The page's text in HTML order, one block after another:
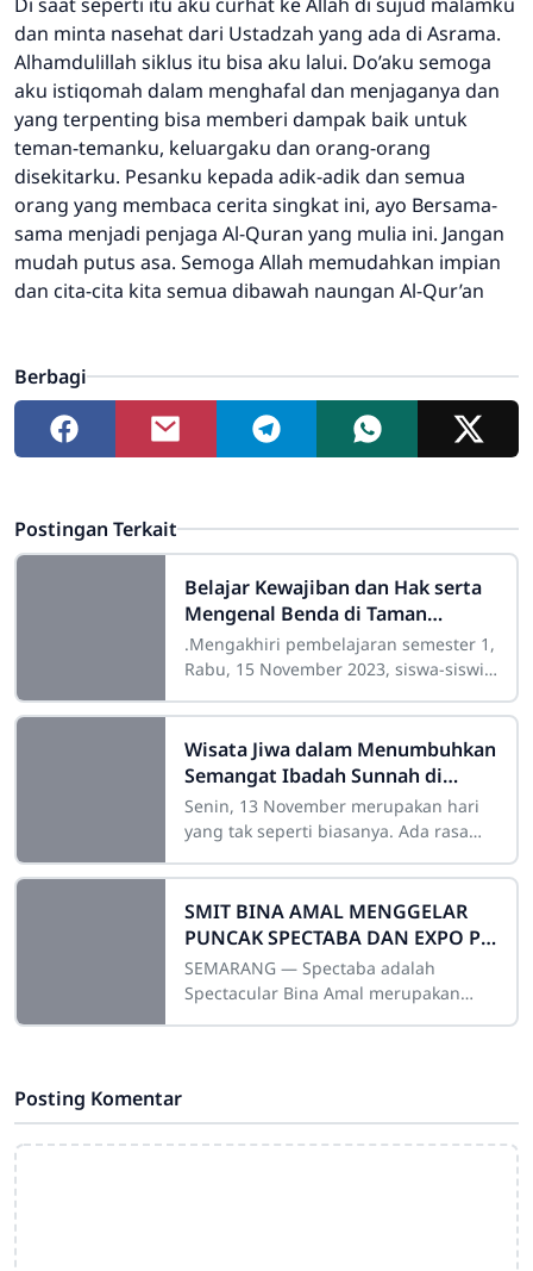
dan minta nasehat dari Ustadzah yang ada di Asrama.
Alhamdulillah siklus itu bisa aku lalui. Do’aku semoga
aku istiqomah dalam menghafal dan menjaganya dan
yang terpenting bisa memberi dampak baik untuk
teman-temanku, keluargaku dan orang-orang
disekitarku. Pesanku kepada adik-adik dan semua
orang yang membaca cerita singkat ini, ayo Bersama-
sama menjadi penjaga Al-Quran yang mulia ini. Jangan
mudah putus asa. Semoga Allah memudahkan impian
dan cita-cita kita semua dibawah naungan Al-Qur’an
Berbagi
Postingan Terkait
Belajar Kewajiban dan Hak serta
Mengenal Benda di Taman
Indonesia Kaya
.Mengakhiri pembelajaran semester 1,
Rabu, 15 November 2023, siswa-siswi
Muslim SDIT Bina Amal 02
melaksanakan Puncak
Wisata Jiwa dalam Menumbuhkan
Semangat Ibadah Sunnah di
Masjid Agung Jawa Tengah
Senin, 13 November merupakan hari
yang tak seperti biasanya. Ada rasa
karena salah satu guru mereka telah
SMIT BINA AMAL MENGGELAR
PUNCAK SPECTABA DAN EXPO P5
DENGAN MERIAH
SEMARANG — Spectaba adalah
Spectacular Bina Amal merupakan
Posting Komentar